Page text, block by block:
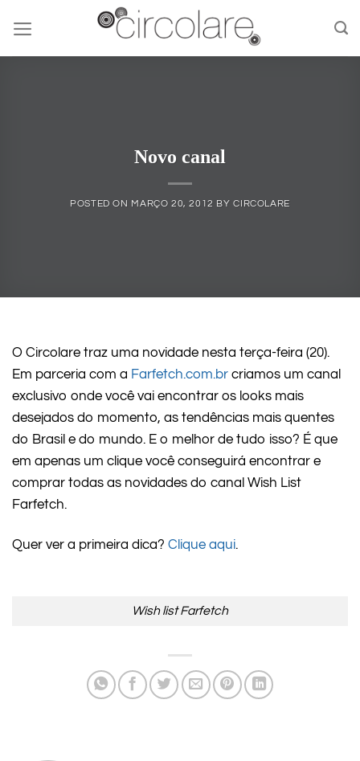
content
Novo canal
POSTED ON MARÇO 20, 2012 BYCIRCOLARE
O Circolare traz uma novidade nesta terça-feira (20).
Em parceria com a Farfetch.com.br criamos um canal
exclusivo onde você vai encontrar os looks mais
desejados do momento, as tendências mais quentes
do Brasil e do mundo. E o melhor de tudo isso? É que
em apenas um clique você conseguirá encontrar e
comprar todas as novidades do canal Wish List
Farfetch.
Quer ver a primeira dica? Clique aqui.
Wish list Farfetch